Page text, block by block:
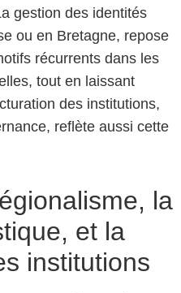
gestion des identités
ou en Bretagne, repose
récurrents dans les
tout en laissant
des institutions,
reflète aussi cette
la
et la
institutions